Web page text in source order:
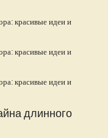
длинного